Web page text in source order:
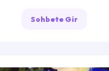
Sohbete Gir